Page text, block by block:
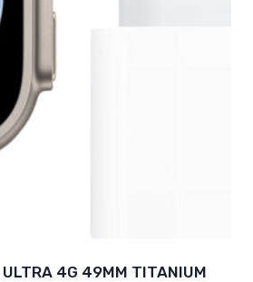
ULTRA 4G 49MM TITANIUM